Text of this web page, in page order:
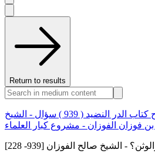
Return to results
سؤال وجواب من شرح كتاب الدر النضيد ( 939 ) سؤال - الشيخ
فوزان الفوزان - مشروع كبار العلماء
والوثن؟ - الشيخ صالح الفوزان